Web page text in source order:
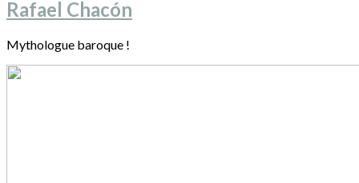
Rafael Chacón
Mythologue baroque !